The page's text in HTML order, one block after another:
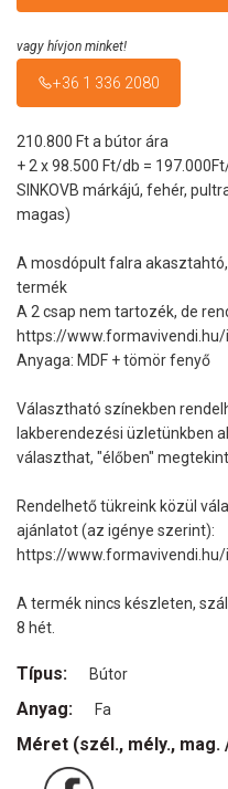
vagy hívjon minket!
+36 1 336 2080
210.800 Ft a bútor ára
+ 2 x 98.500 Ft/db =
SINKOVB márkájú, fehér,
magas)
A mosdópult falra
termék
A 2 csap nem tartozék, de
https://www.formavivendi.hu/
Anyaga: MDF + tömör fenyő
Választható színekben
lakberendezési üzletünkben
választhat, "élőben"
Rendelhető tükreink közül
ajánlatot (az igénye szerint):
https://www.formavivendi.hu/
A termék nincs készleten,
8 hét.
Típus: Bútor
Anyag: Fa
Méret (szél., mély., mag.